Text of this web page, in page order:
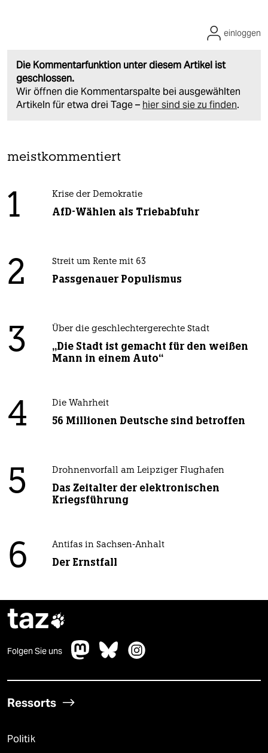
Die Kommentarfunktion unter diesem Artikel ist
geschlossen.
Wir öffnen die Kommentarspalte bei ausgewählten
Artikeln für etwa drei Tage – hier sind sie zu finden.
einloggen
meistkommentiert
1 Krise der Demokratie
AfD-Wählen als Triebabfuhr
2 Streit um Rente mit 63
Passgenauer Populismus
3 Über die geschlechtergerechte Stadt
„Die Stadt ist gemacht für den weißen
Mann in einem Auto“
4 Die Wahrheit
56 Millionen Deutsche sind betroffen
5 Drohnenvorfall am Leipziger Flughafen
Das Zeitalter der elektronischen
Kriegsführung
6 Antifas in Sachsen-Anhalt
Der Ernstfall
taz
Folgen Sie uns
Ressorts
Politik